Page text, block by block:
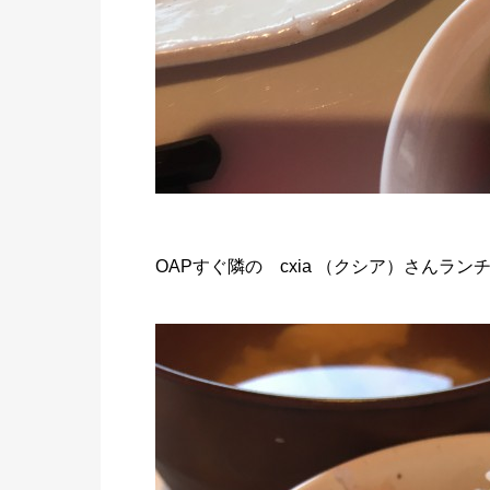
OAPすぐ隣の cxia （クシア）さんラン